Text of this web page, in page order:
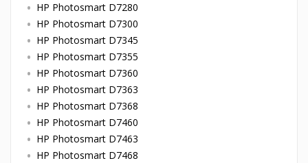
HP Photosmart D7280
HP Photosmart D7300
HP Photosmart D7345
HP Photosmart D7355
HP Photosmart D7360
HP Photosmart D7363
HP Photosmart D7368
HP Photosmart D7460
HP Photosmart D7463
HP Photosmart D7468